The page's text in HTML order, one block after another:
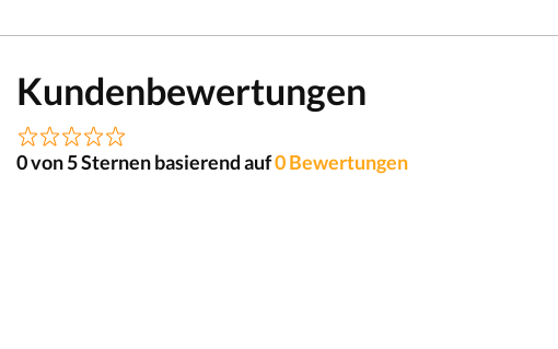
Kundenbewertungen
0 von 5 Sternen basierend auf0 Bewertungen